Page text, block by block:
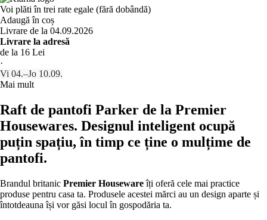
Voi plăti în trei rate egale (fără dobândă)
Adaugă în coș
Livrare de la 04.09.2026
Livrare la adresă
de la 16 Lei
·
Vi 04.–Jo 10.09.
Mai mult
Raft de pantofi Parker de la Premier
Housewares. Designul inteligent ocupă
puțin spațiu, în timp ce ține o mulțime de
pantofi.
Brandul britanic Premier Housewareîți oferă cele mai practice
produse pentru casa ta. Produsele acestei mărci au un design aparte și
întotdeauna își vor găsi locul în gospodăria ta.